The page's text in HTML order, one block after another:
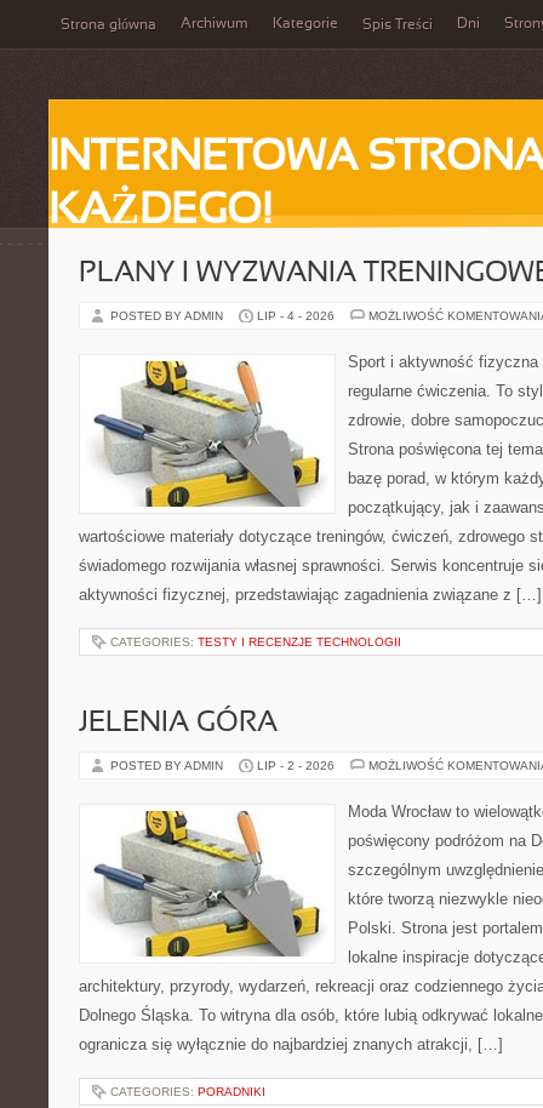
Strona główna Archiwum Kategorie Spis Treści Dni
INTERNETOWA
KAŻDEGO!
PLANY I WYZWANIA
POSTED BY ADMIN LIP - 4 - 2026 MOŻLIWOŚĆ
Sport i aktywność
regularne ćwiczenia. To
zdrowie, dobre
Strona poświęcona tej
bazę porad, w którym
początkujący, jak i
wartościowe materiały dotyczące treningów, ćwiczeń, zdrowego
świadomego rozwijania własnej sprawności. Serwis koncentruje
aktywności fizycznej, przedstawiając zagadnienia związane z […]
CATEGORIES: TESTY I RECENZJE TECHNOLOGII
JELENIA GÓRA
POSTED BY ADMIN LIP - 2 - 2026 MOŻLIWOŚĆ
Moda Wrocław to
poświęcony podróżom na
szczególnym
które tworzą niezwykle
Polski. Strona jest
lokalne inspiracje
architektury, przyrody, wydarzeń, rekreacji oraz codziennego
Dolnego Śląska. To witryna dla osób, które lubią odkrywać
ogranicza się wyłącznie do najbardziej znanych atrakcji, […]
CATEGORIES: PORADNIKI